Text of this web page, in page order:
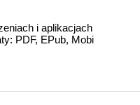
i aplikacjach
PDF, EPub, Mobi